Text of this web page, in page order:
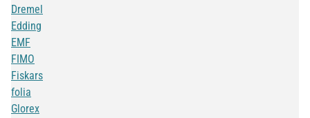
Dremel
Edding
EMF
FIMO
Fiskars
folia
Glorex